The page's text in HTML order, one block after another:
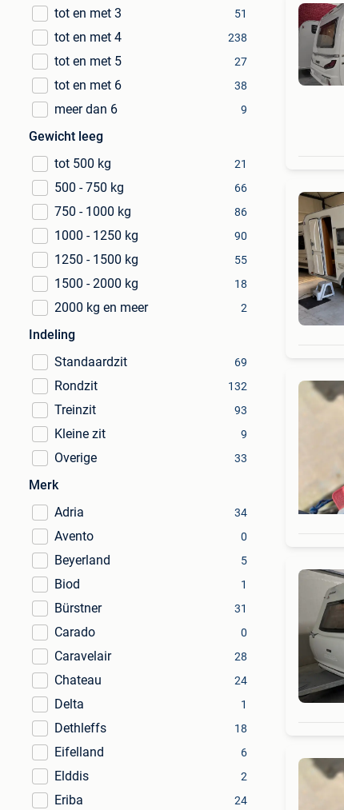
tot en met 3 51
tot en met 4 238
tot en met 5 27
tot en met 6 38
meer dan 6 9
Gewicht leeg
tot 500 kg
21
500 - 750 kg 66
750 - 1000 kg 86
1000 - 1250 kg 90
1250 - 1500 kg 55
1500 - 2000 kg 18
2000 kg en meer 2
Indeling
Standaardzit
69
Rondzit 132
Treinzit 93
Kleine zit 9
Overige 33
Merk
Adria
34
Avento 0
Beyerland 5
Biod 1
Bürstner 31
Carado 0
Caravelair 28
Chateau 24
Delta 1
Dethleffs 18
Eifelland 6
Elddis 2
Eriba 24